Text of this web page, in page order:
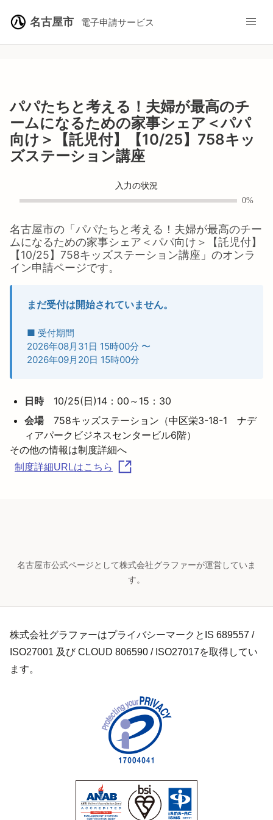
名古屋市 電子申請サービス
パパたちと考える！夫婦が最高のチ
ームになるための家事シェア＜パパ
向け＞【託児付】【10/25】758キッ
ズステーション講座
入力の状況
0%
名古屋市の「 パパたちと考える！夫婦が最高のチー
ムになるための家事シェア＜パパ向け＞【託児付】
【10/25】758キッズステーション講座 」のオンラ
イン申請ページです。
まだ受付は開始されていません。
■ 受付期間
2026年08月31日 15時00分 〜
2026年09月20日 15時00分
日時10/25(日)14：00～15：30
会場758キッズステーション（中区栄3-18-1 ナデ
ィアパークビジネスセンタービル6階）
制度詳細URLはこちら
名古屋市公式ページとして株式会社グラファーが運営していま
す。
株式会社グラファーはプライバシーマークとIS 689557 /
ISO27001 及び CLOUD 806590 / ISO27017を取得してい
ます。